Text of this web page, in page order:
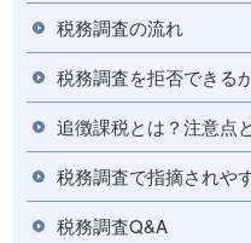
税務調査の流れ
税務調査を拒否できる
追徴課税とは？注意点
税務調査で指摘されや
税務調査Q&A